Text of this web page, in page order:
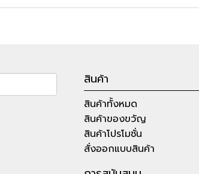
สินค้า
สินค้าทั้งหมด
สินค้าของขวัญ
สินค้าโปรโมชั่น
สั่งออกแบบสินค้า